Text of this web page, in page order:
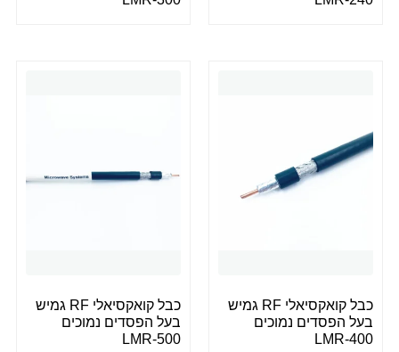
כבל קואקסיאלי RF גמיש
בעל הפסדים נמוכים
LMR-400
כבל קואקסיאלי RF גמיש
בעל הפסדים נמוכים
LMR-500